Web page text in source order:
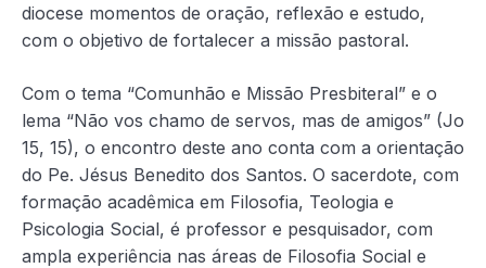
diocese momentos de oração, reflexão e estudo,
com o objetivo de fortalecer a missão pastoral.
Com o tema “Comunhão e Missão Presbiteral” e o
lema “Não vos chamo de servos, mas de amigos” (Jo
15, 15), o encontro deste ano conta com a orientação
do Pe. Jésus Benedito dos Santos. O sacerdote, com
formação acadêmica em Filosofia, Teologia e
Psicologia Social, é professor e pesquisador, com
ampla experiência nas áreas de Filosofia Social e